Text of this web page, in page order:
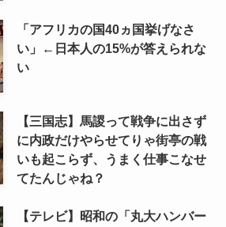
「アフリカの国40ヵ国挙げなさ
い」←日本人の15%が答えられな
い
【三国志】馬謖って戦争に出さず
に内政だけやらせてりゃ街亭の戦
いも起こらず、うまく仕事こなせ
てたんじゃね？
【テレビ】昭和の「丸大ハンバー